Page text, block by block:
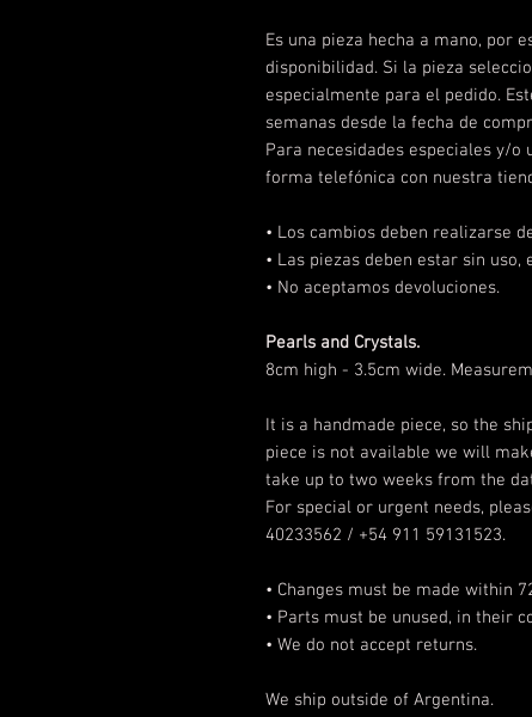
Es una pieza hecha a mano, por
disponibilidad. Si la pieza
especialmente para el pedido.
semanas desde la fecha de
Para necesidades especiales y/
forma telefónica con nuestra
• Los cambios deben realizarse
• Las piezas deben estar sin
• No aceptamos devoluciones.
Pearls and Crystals.
8cm high - 3.5cm wide.
It is a handmade piece, so the
piece is not available we will
take up to two weeks from the
For special or urgent needs,
40233562 / +54 911 59131523.
• Changes must be made within
• Parts must be unused, in their
• We do not accept returns.
We ship outside of Argentina.